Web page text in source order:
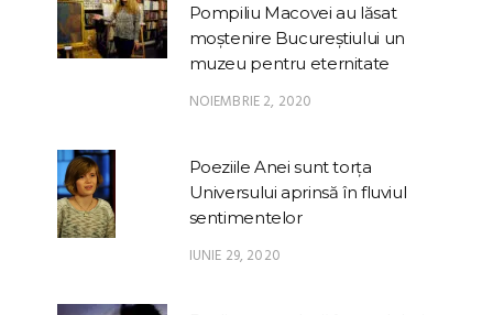
Pompiliu Macovei au lăsat
moștenire Bucureștiului un
muzeu pentru eternitate
NOIEMBRIE 2, 2020
Poeziile Anei sunt torța
Universului aprinsă în fluviul
sentimentelor
IUNIE 29, 2020